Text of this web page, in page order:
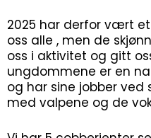
2025 har derfor vært
oss alle , men de
oss i aktivitet og gitt
ungdommene er en
og har sine jobber ved
med valpene og de